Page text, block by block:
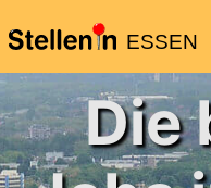
ESSEN
Die